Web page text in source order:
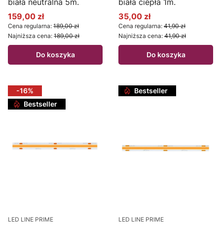
biała neutralna 5m.
Cena promocyjna
159,00 zł
Cena regularna: 189,00 zł
Najniższa cena: 189,00 zł
Do koszyka
biała ciepła 1m.
Cena promocyjna
35,00 zł
Cena regularna: 41,90 zł
Najniższa cena: 41,90 zł
Do koszyka
-16%
Bestseller
LED LINE PRIME
Bestseller
LED LINE PRIME